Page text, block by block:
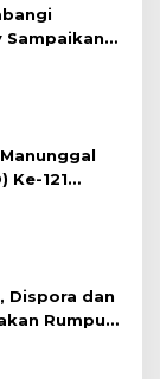
Sampaikan
&
Ke-121
?
Dispora dan
Rumput